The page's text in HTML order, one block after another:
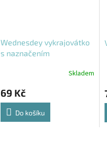
Wednesdey vykrajovátko
s naznačením
Skladem
69 Kč
Do košíku